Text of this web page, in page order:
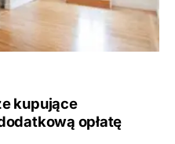
kupujące
opłatę